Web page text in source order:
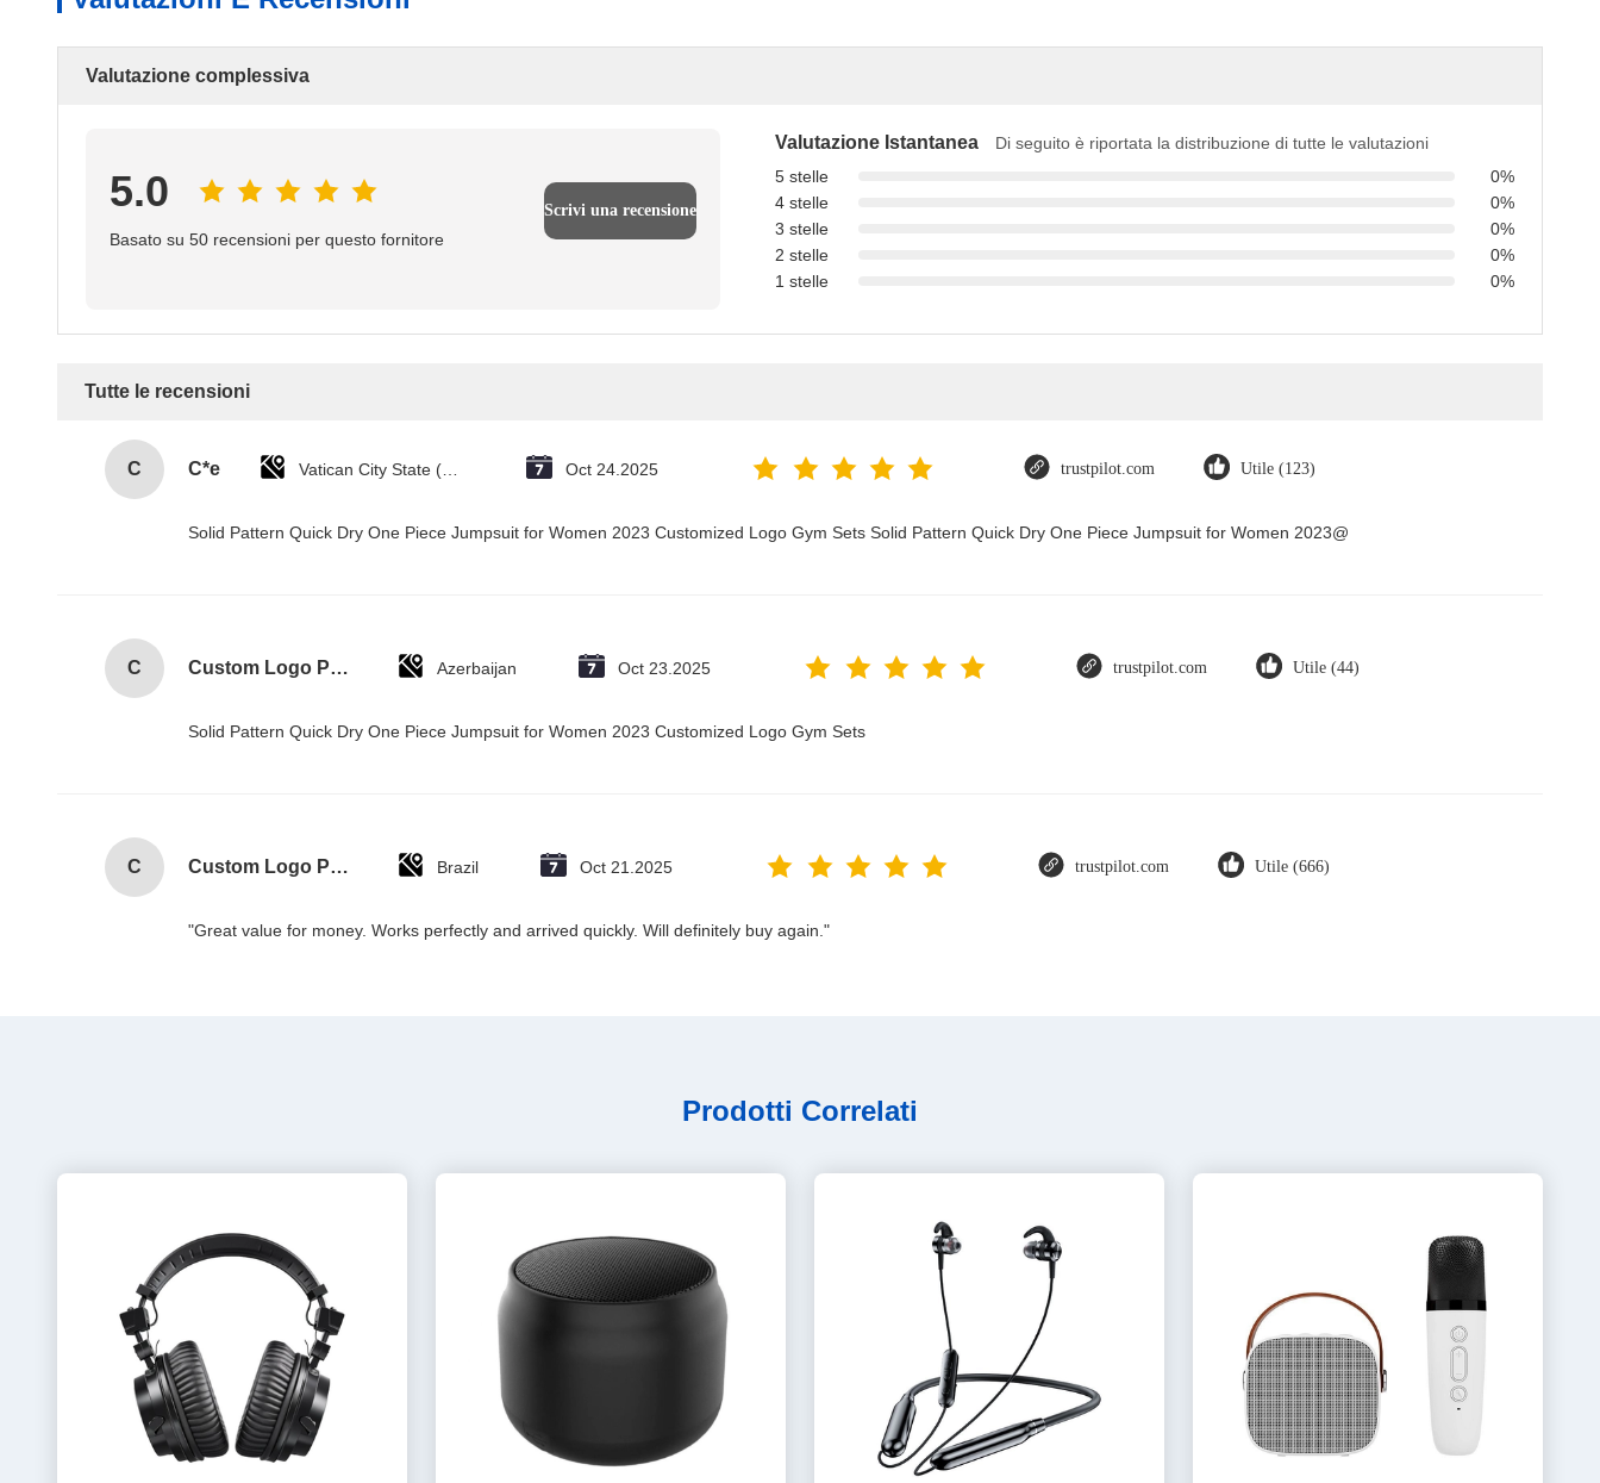
Valutazione complessiva
5.0
Basato su 50 recensioni per questo fornitore
Scrivi una recensione
Valutazione Istantanea
Di seguito è riportata la distribuzione di tutte le valutazioni
5 stelle
0%
4 stelle
0%
3 stelle
0%
2 stelle
0%
1 stelle
0%
Tutte le recensioni
C C*e Oct 24.2025 trustpilot.com Utile (123)
Solid Pattern Quick Dry One Piece Jumpsuit for Women 2023 Customized Logo Gym Sets Solid Pattern Quick Dry One Piece Jumpsuit for Women 2023@
C Custom Logo Paper Cardboard Packing Folding White / Black / Rose Gold Luxury Magnetic Gift Box with Ribbon Closure Azerbaijan Oct 23.2025 trustpilot.com Utile (44)
Solid Pattern Quick Dry One Piece Jumpsuit for Women 2023 Customized Logo Gym Sets
C Custom Logo Paper Cardboard Packing Folding White / Black / Rose Gold Luxury Magnetic Gift Box with Ribbon Closure Brazil Oct 21.2025 trustpilot.com Utile (666)
"Great value for money. Works perfectly and arrived quickly. Will definitely buy again."
Prodotti Correlati